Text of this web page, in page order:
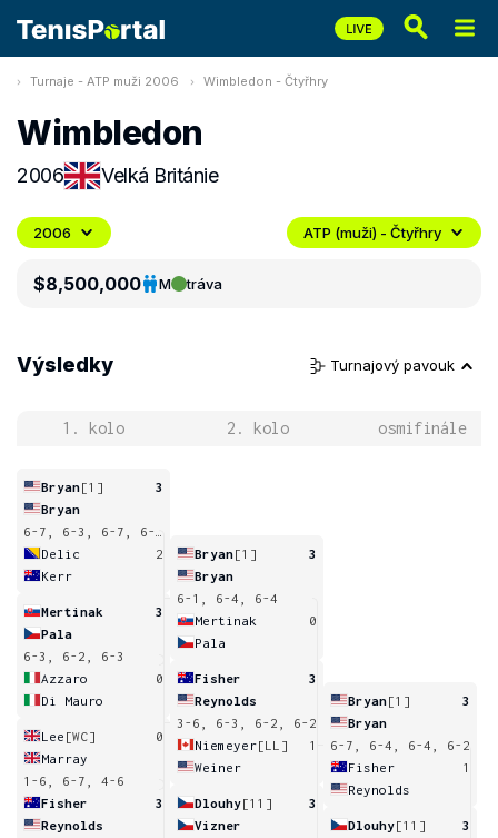
Turnaje - ATP muži 2006 Wimbledon - Čtyřhry
Wimbledon
2006 Velká Británie
2006 ATP (muži) - Čtyřhry
$8,500,000 M tráva
Výsledky Turnajový pavouk
1. kolo 2. kolo osmifinále
Bryan[1]
3
Bryan
Delic
2
Kerr
Mertinak
3
Pala
6-3, 6-2, 6-3
Azzaro
0
Di Mauro
Lee [WC]
0
Marray
1-6, 6-7, 4-6
Fisher
3
Reynolds
Bryan[1]
3
Bryan
6-1, 6-4, 6-4
Mertinak
0
Pala
Fisher
3
Reynolds
3-6, 6-3, 6-2, 6-2
Niemeyer[LL]
1
Weiner
Dlouhy[11]
3
Vizner
Bryan[1]
3
Bryan
6-7, 6-4, 6-4, 6-2
Fisher
1
Reynolds
Dlouhy[11]
3